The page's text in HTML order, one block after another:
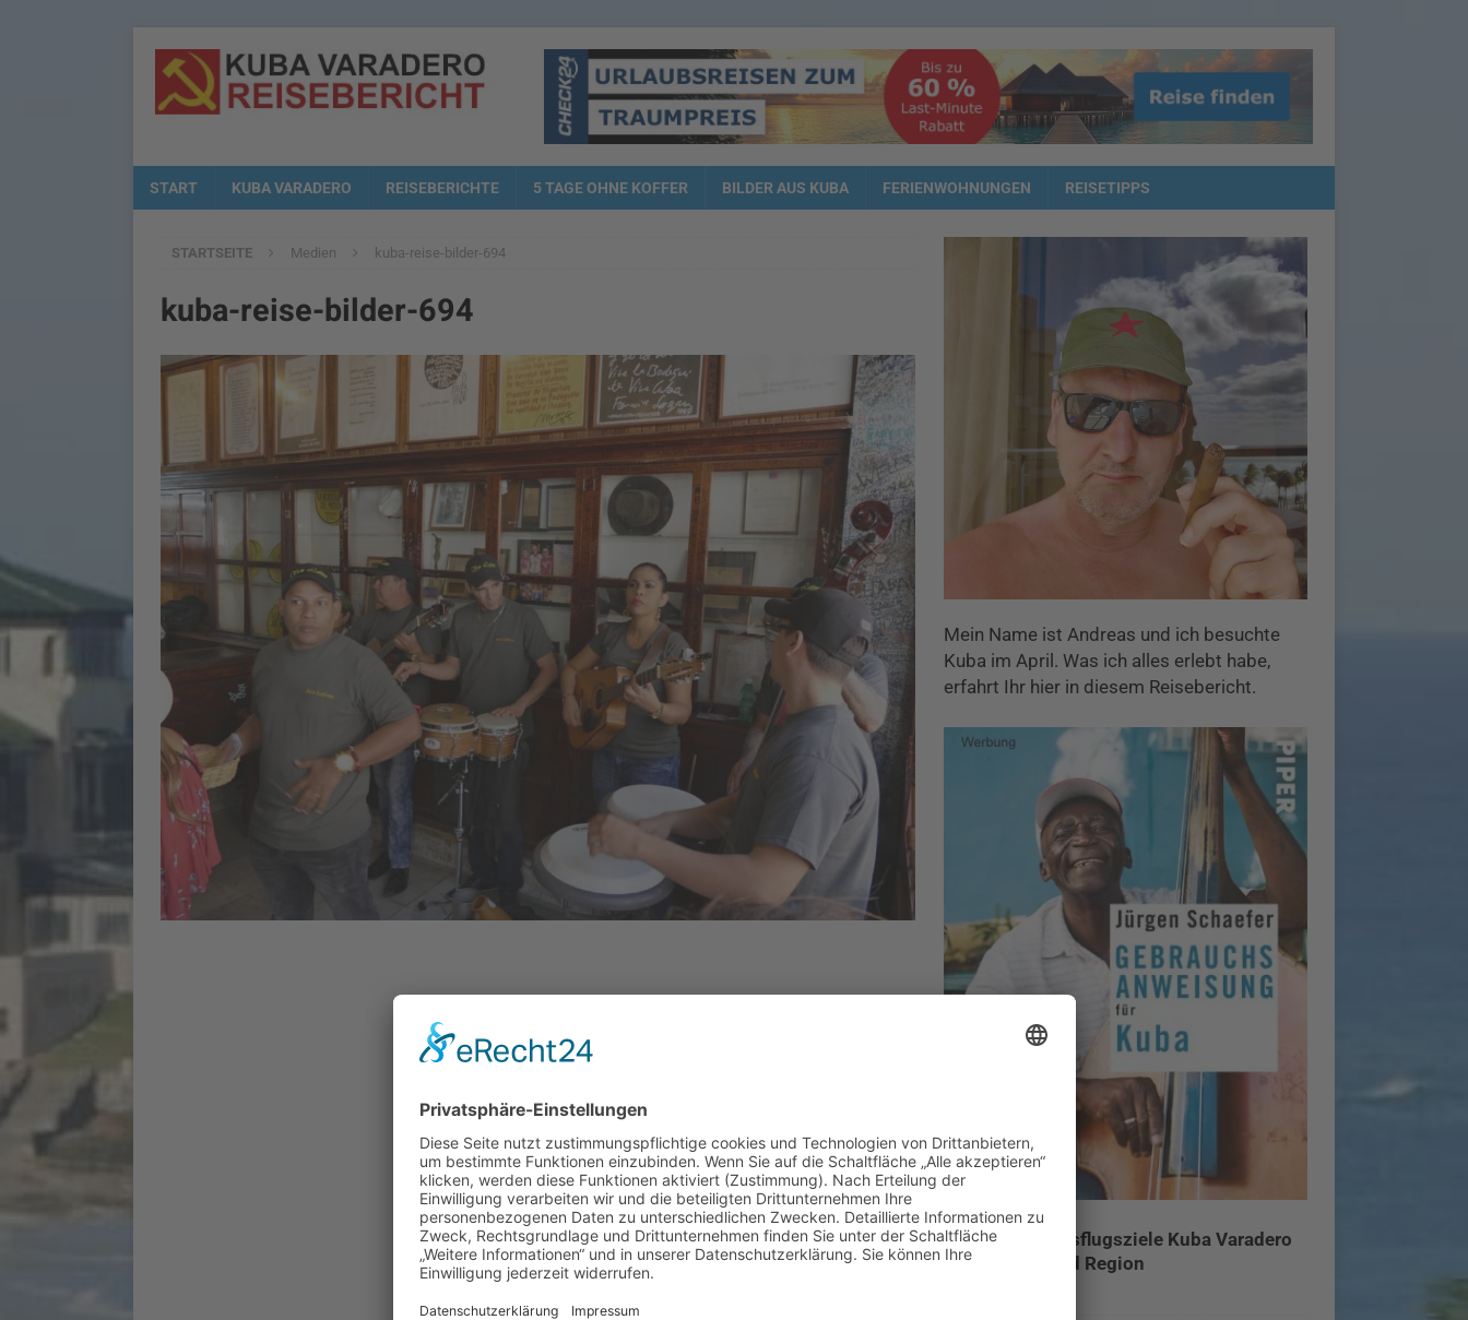
START KUBA VARADERO REISEBERICHTE 5 TAGE OHNE KOFFER BILDER AUS KUBA FERIENWOHNUNGEN REISETIPPS
STARTSEITE Medien kuba-reise-bilder-694
kuba-reise-bilder-694
Mein Name ist Andreas und ich besuchte
Kuba im April. Was ich alles erlebt habe,
erfahrt Ihr hier in diesem Reisebericht.
Ausflugsziele Kuba Varadero
und Region